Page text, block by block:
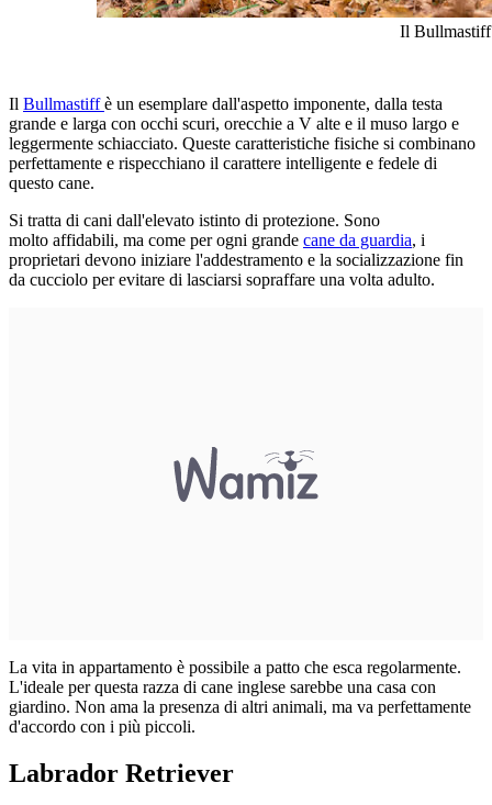
Il Bullmastiff
Il Bullmastiffè un esemplare dall'aspetto imponente, dalla testa
grande e larga con occhi scuri, orecchie a V alte e il muso largo e
leggermente schiacciato. Queste caratteristiche fisiche si combinano
perfettamente e rispecchiano il carattere intelligente e fedele di
questo cane.
Si tratta di cani dall'elevato istinto di protezione. Sono
molto affidabili, ma come per ogni grande cane da guardia, i
proprietari devono iniziare l'addestramento e la socializzazione fin
da cucciolo per evitare di lasciarsi sopraffare una volta adulto.
La vita in appartamento è possibile a patto che esca regolarmente.
L'ideale per questa razza di cane inglese sarebbe una casa con
giardino. Non ama la presenza di altri animali, ma va perfettamente
d'accordo con i più piccoli.
Labrador Retriever